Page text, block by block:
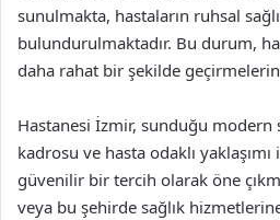
sunulmakta, hastaların ruhsal
bulundurulmaktadır. Bu durum,
daha rahat bir şekilde
Hastanesi İzmir, sunduğu modern
kadrosu ve hasta odaklı yaklaşımı
güvenilir bir tercih olarak öne
veya bu şehirde sağlık